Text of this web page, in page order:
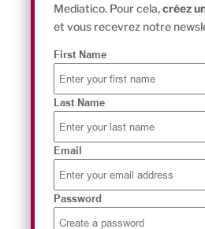
Mediatico. Pour cela,créez
et vous recevrez notre
First Name
Last Name
Email
Password